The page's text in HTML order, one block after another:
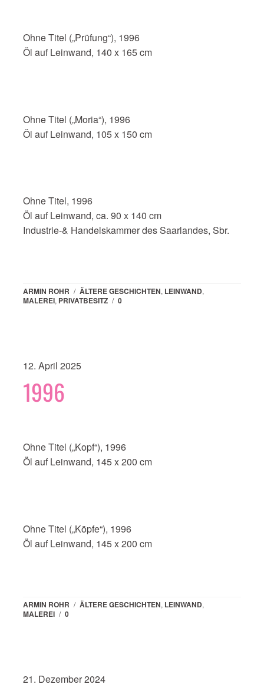
Ohne Titel („Prüfung“), 1996
Öl auf Leinwand, 140 x 165 cm
Ohne Titel („Moria“), 1996
Öl auf Leinwand, 105 x 150 cm
Ohne Titel, 1996
Öl auf Leinwand, ca. 90 x 140 cm
Industrie-& Handelskammer des Saarlandes, Sbr.
ARMIN ROHR / ÄLTERE GESCHICHTEN, LEINWAND,
MALEREI, PRIVATBESITZ / 0
12. April 2025
1996
Ohne Titel („Kopf“), 1996
Öl auf Leinwand, 145 x 200 cm
Ohne Titel („Köpfe“), 1996
Öl auf Leinwand, 145 x 200 cm
ARMIN ROHR / ÄLTERE GESCHICHTEN, LEINWAND,
MALEREI / 0
21. Dezember 2024